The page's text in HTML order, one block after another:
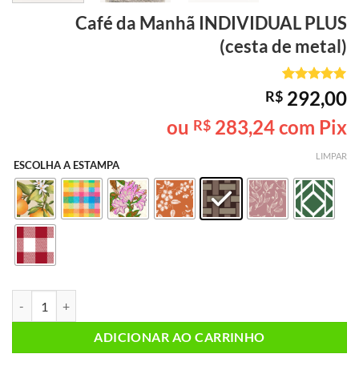
Café da Manhã INDIVIDUAL PLUS
(cesta de metal)
Avaliado
como5de
5, com
baseado em
1
de cliente
R$ 292,00
ou R$ 283,24com Pix
ESCOLHA A ESTAMPA
LIMPAR
ADICIONAR AO CARRINHO